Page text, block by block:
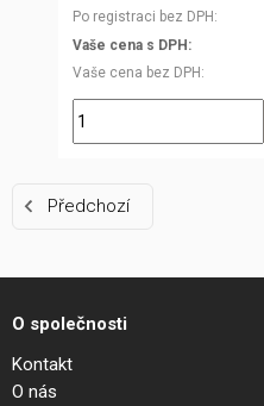
Po registraci bez DPH
Vaše cena s DPH
Vaše cena bez DPH
Předchozí
O společnosti
Kontakt
O nás